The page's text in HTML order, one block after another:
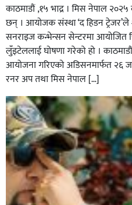
काठमाडौं ,१५ भाद्र । मिस नेपाल
छन् । आयोजक संस्था ‘द हिडन ट्रेजर’ले
सनराइज कन्भेन्सन सेन्टरमा आयोजित
लुँइटेललाई घोषणा गरेको हो ।
आयोजना गरिएको अडिसनमार्फत २६
रनर अप तथा मिस नेपाल […]